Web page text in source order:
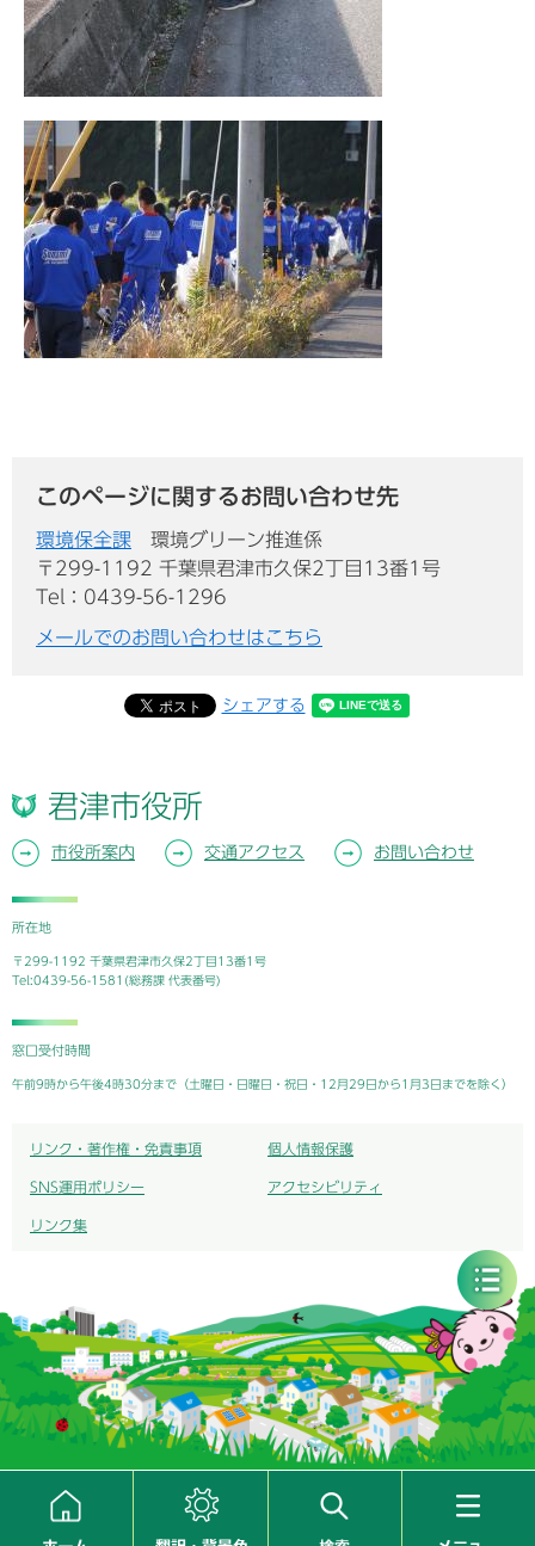
このページに関するお問い合わせ先
環境保全課
環境グリーン推進係
〒299-1192 千葉県君津市久保2丁目13番1号
Tel：0439-56-1296
メールでのお問い合わせはこちら
シェアする
君津市役所
市役所案内 交通アクセス お問い合わせ
所在地
〒299-1192 千葉県君津市久保2丁目13番1号
Tel:0439-56-1581(総務課 代表番号)
窓口受付時間
午前9時から午後4時30分まで（土曜日・日曜日・祝日・12月29日から1月3日までを除く）
リンク・著作権・免責事項 個人情報保護
SNS運用ポリシー アクセシビリティ
リンク集